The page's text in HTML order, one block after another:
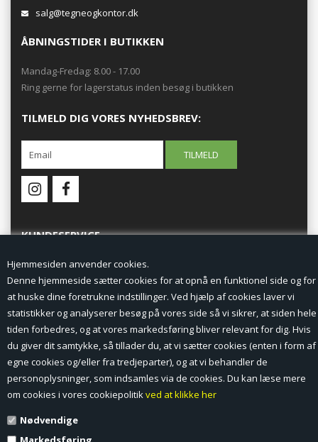
Hjemmesiden anvender cookies.
Denne hjemmeside sætter cookies for at opnå en funktionel side og for
at huske dine foretrukne indstillinger. Ved hjælp af cookies laver vi
statistikker og analyserer besøg på vores side så vi sikrer, at siden hele
tiden forbedres, og at vores markedsføring bliver relevant for dig. Hvis
du giver dit samtykke, så tillader du, at vi sætter cookies (enten i form af
egne cookies og/eller fra tredjeparter), og at vi behandler de
personoplysninger, som indsamles via de cookies. Du kan læse mere
om cookies i vores cookiepolitikved at klikke her
Nødvendige
salg@tegneogkontor.dk
ÅBNINGSTIDER I BUTIKKEN
Mandag-Fredag: 8.00 - 17.00
Ring gerne for lagerstatus inden besøg i butikken
TILMELD DIG VORES NYHEDSBREV:
KUNDESERVICE
Forside
Min Konto
Nyheder
Vilkår og betingelser
Profil
Erhverv log ind (B2B)